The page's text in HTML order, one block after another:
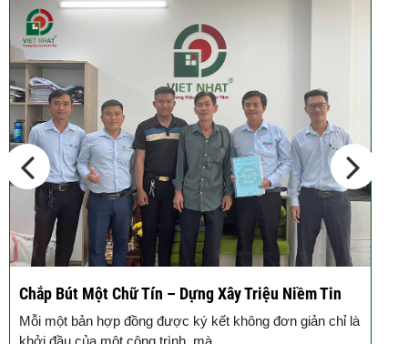
Chắp Bút Một Chữ Tín – Dựng Xây Triệu Niềm Tin
Mỗi một bản hợp đồng được ký kết không đơn giản chỉ là
khởi đầu của một công trình, mà...